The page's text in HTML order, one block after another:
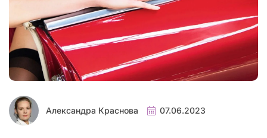
Александра Краснова 07.06.2023